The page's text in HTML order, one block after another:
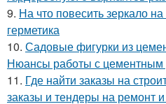
9. На что повесить зеркало
герметика
10. Садовые фигурки из
Нюансы работы с цементным
11. Где найти заказы на
заказы и тендеры на ремонт и